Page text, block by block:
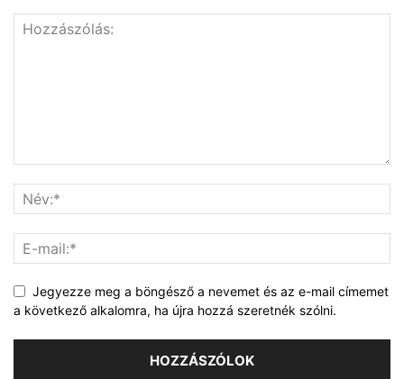
Jegyezze meg a böngésző a nevemet és az e-mail címemet
a következő alkalomra, ha újra hozzá szeretnék szólni.